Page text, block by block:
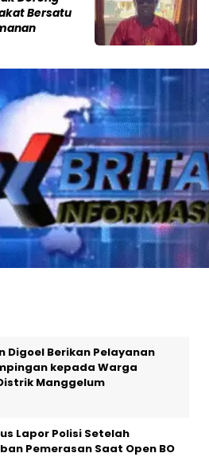
Bersatu
Digoel Berikan Pelayanan
kepada Warga
Manggelum
Lapor Polisi Setelah
Pemerasan Saat Open BO